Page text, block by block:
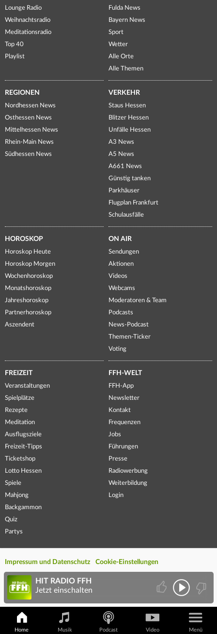
Lounge Radio
Weihnachtsradio
Meditationsradio
Top 40
Playlist
Fulda News
Bayern News
Sport
Wetter
Alle Orte
Alle Themen
REGIONEN
Nordhessen News
Osthessen News
Mittelhessen News
Rhein-Main News
Südhessen News
VERKEHR
Staus Hessen
Blitzer Hessen
Unfälle Hessen
A3 News
A5 News
A661 News
Günstig tanken
Parkhäuser
Flugplan Frankfurt
Schulausfälle
HOROSKOP
Horoskop Heute
Horoskop Morgen
Wochenhoroskop
Monatshoroskop
Jahreshoroskop
Partnerhoroskop
Aszendent
ON AIR
Sendungen
Aktionen
Videos
Webcams
Moderatoren & Team
Podcasts
News-Podcast
Themen-Ticker
Voting
FREIZEIT
Veranstaltungen
Spielplätze
Rezepte
Meditation
Ausflugsziele
Freizeit-Tipps
Ticketshop
Lotto Hessen
Spiele
Mahjong
Backgammon
Quiz
Partys
FFH-WELT
FFH-App
Newsletter
Kontakt
Frequenzen
Jobs
Führungen
Presse
Radiowerbung
Weiterbildung
Login
Impressum und Datenschutz Cookie-Einstellungen
Home Musik Podcast Video Menü
HIT RADIO FFH
Jetzt einschalten